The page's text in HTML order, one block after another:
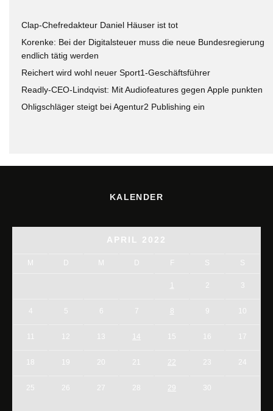
Clap-Chefredakteur Daniel Häuser ist tot
Korenke: Bei der Digitalsteuer muss die neue Bundesregierung
endlich tätig werden
Reichert wird wohl neuer Sport1-Geschäftsführer
Readly-CEO-Lindqvist: Mit Audiofeatures gegen Apple punkten
Ohligschläger steigt bei Agentur2 Publishing ein
KALENDER
APRIL 2022
M D M D F S S
1 2 3
5 6 7 8 9 10
11 12 13 14 15 16 17
18 19 20 21 22 23 24
25 26 27 28 29 30